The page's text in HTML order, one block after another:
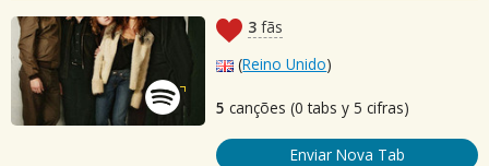
3 fãs
(Reino Unido)
5 canções (0 tabs y 5 cifras)
Enviar Nova Tab